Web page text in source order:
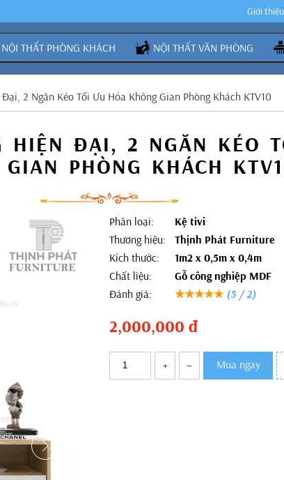
Giới thiệu
NỘI THẤT PHÒNG KHÁCH NỘI THẤT VĂN PHÒNG
2 Ngăn Kéo Tối Ưu Hóa Không Gian Phòng Khách KTV10
HIỆN ĐẠI, 2 NGĂN KÉO
GIAN PHÒNG KHÁCH
Phân loại: Kệ tivi
Thương hiệu:
Thịnh Phát Furniture
Kích thước:
1m2 x 0,5m x 0,4m
Chất liệu:
Gỗ công nghiệp MDF
Đánh giá:
★★★★★ (5 / 2)
2,000,000 đ
+ – Mua ngay